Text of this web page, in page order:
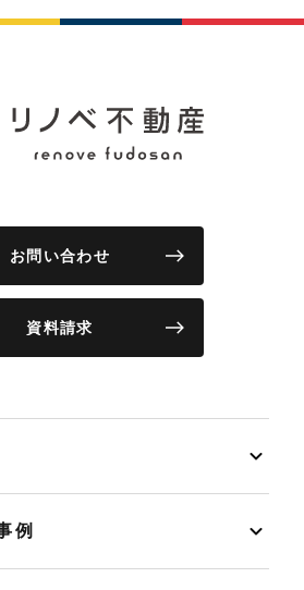
お問い合わせ
資料請求
例